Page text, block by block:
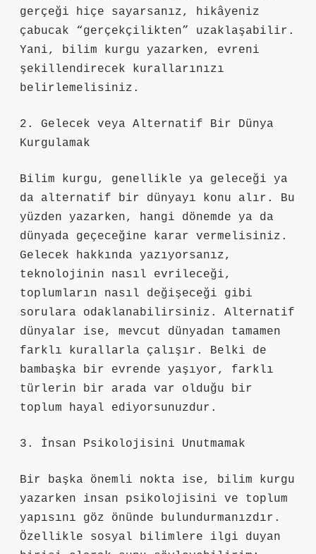
gerçeği hiçe sayarsanız, hikâyeniz
çabucak “gerçekçilikten” uzaklaşabilir.
Yani, bilim kurgu yazarken, evreni
şekillendirecek kurallarınızı
belirlemelisiniz.
2. Gelecek veya Alternatif Bir Dünya
Kurgulamak
Bilim kurgu, genellikle ya geleceği ya
da alternatif bir dünyayı konu alır. Bu
yüzden yazarken, hangi dönemde ya da
dünyada geçeceğine karar vermelisiniz.
Gelecek hakkında yazıyorsanız,
teknolojinin nasıl evrileceği,
toplumların nasıl değişeceği gibi
sorulara odaklanabilirsiniz. Alternatif
dünyalar ise, mevcut dünyadan tamamen
farklı kurallarla çalışır. Belki de
bambaşka bir evrende yaşıyor, farklı
türlerin bir arada var olduğu bir
toplum hayal ediyorsunuzdur.
3. İnsan Psikolojisini Unutmamak
Bir başka önemli nokta ise, bilim kurgu
yazarken insan psikolojisini ve toplum
yapısını göz önünde bulundurmanızdır.
Özellikle sosyal bilimlere ilgi duyan